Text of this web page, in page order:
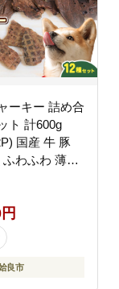
ーキー 詰め合
ト 計600g
国産 牛 豚
わふわ 薄切
犬 ご褒美 お
ーニング
良市